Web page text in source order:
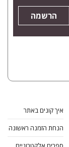
הרשמה
איך קונים באתר
הנחת הזמנה ראשונה